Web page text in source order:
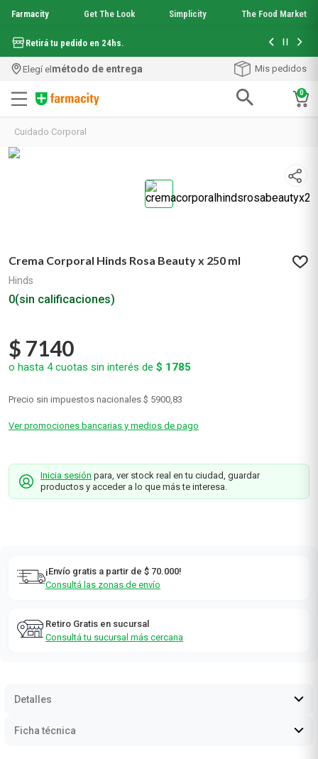
Farmacity Get The Look Simplicity The Food Market
Retirá tu pedido en 24hs. Hasta 6
Elegí elmétodo de entrega Mis pedidos
0
Cuidado Corporal
Crema Corporal Hinds Rosa Beauty x 250 ml
Hinds
0(sin calificaciones)
$ 7140
o hasta 4cuotas sin interés de $ 1785
Precio sin impuestos nacionales $ 5900,83
Ver promociones bancarias y medios de pago
Inicia sesión para, ver stock real en tu ciudad, guardar
productos y acceder a lo que más te interesa.
¡Envío gratis a partir de $ 70.000!
Consultá las zonas de envío
Retiro Gratis en sucursal
Consultá tu sucursal más cercana
Detalles
Ficha técnica
2.
8. nyx
9.get the look
10
uv air